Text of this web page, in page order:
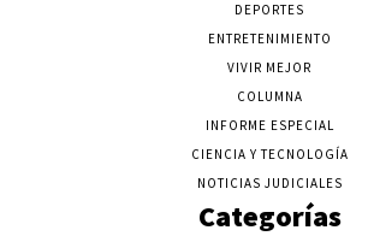
DEPORTES
ENTRETENIMIENTO
VIVIR MEJOR
COLUMNA
INFORME ESPECIAL
CIENCIA Y TECNOLOGÍA
NOTICIAS JUDICIALES
Categorías